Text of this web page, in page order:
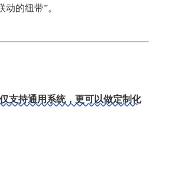
的纽带”。
支持通用系统，更可以做定制化